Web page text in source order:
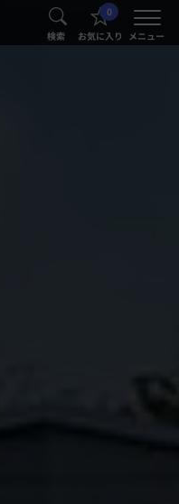
検索
0
お気に入り メニュー
®